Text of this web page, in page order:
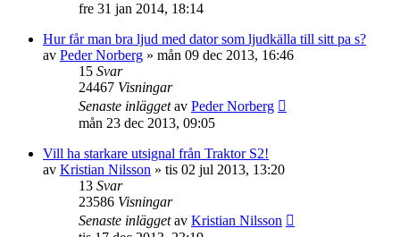
fre 31 jan 2014, 18:14
Hur får man bra ljud med dator som ljudkälla till sitt pa s?
av Peder Norberg » mån 09 dec 2013, 16:46
15 Svar
24467 Visningar
Senaste inläggetav Peder Norberg
mån 23 dec 2013, 09:05
Vill ha starkare utsignal från Traktor S2!
av Kristian Nilsson » tis 02 jul 2013, 13:20
13 Svar
23586 Visningar
Senaste inläggetav Kristian Nilsson